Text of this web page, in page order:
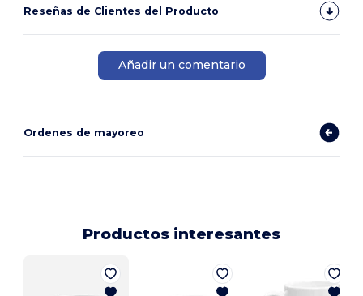
Reseñas de Clientes del Producto
Añadir un comentario
Ordenes de mayoreo
Productos interesantes